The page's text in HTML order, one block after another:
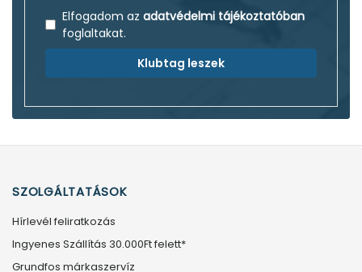
Elfogadom az adatvédelmi tájékoztatóban
foglaltakat.
Klubtag leszek
SZOLGÁLTATÁSOK
Hírlevél feliratkozás
Ingyenes Szállítás 30.000Ft felett*
Grundfos márkaszervíz